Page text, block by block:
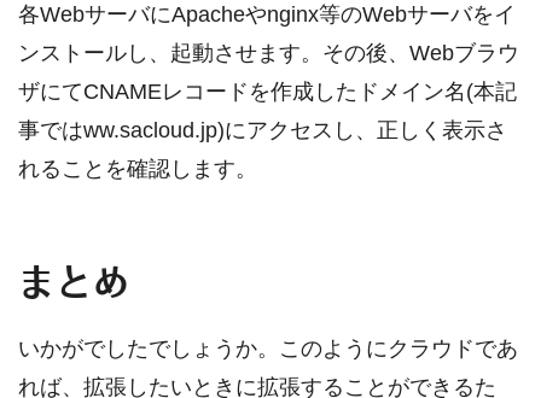
各WebサーバにApacheやnginx等のWebサーバをイ
ンストールし、起動させます。その後、Webブラウ
ザにてCNAMEレコードを作成したドメイン名(本記
事ではww.sacloud.jp)にアクセスし、正しく表示さ
れることを確認します。
まとめ
いかがでしたでしょうか。このようにクラウドであ
れば、拡張したいときに拡張することができるた